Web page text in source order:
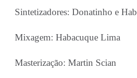
Sintetizadores: Donatinho e
Mixagem: Habacuque Lima
Masterização: Martin Scian